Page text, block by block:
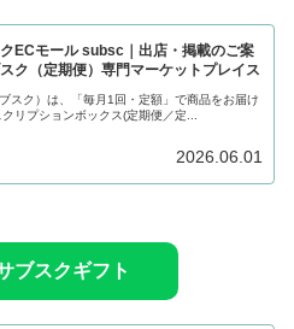
クECモール subsc｜出店・掲載のご案
ク（定期便）専門マーケットプレイス
スク）は、「毎月1回・定額」で商品をお届け
リプションボックス(定期便／定...
2026.06.01
ブスクギフト